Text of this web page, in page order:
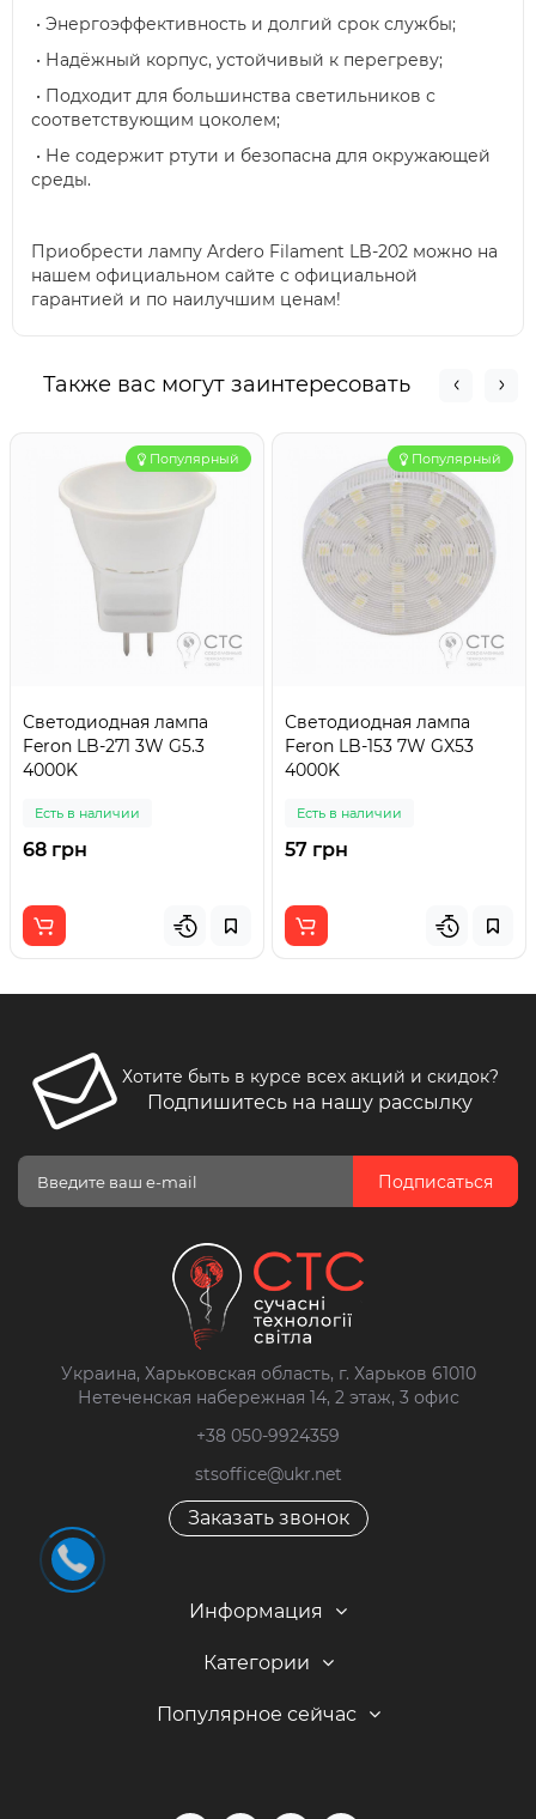
• Энергоэффективность и долгий срок службы;
• Надёжный корпус, устойчивый к перегреву;
• Подходит для большинства светильников с
соответствующим цоколем;
• Не содержит ртути и безопасна для окружающей
среды.
Приобрести лампу Ardero Filament LB-202 можно на
нашем официальном сайте с официальной
гарантией и по наилучшим ценам!
Также вас могут заинтересовать
Популярный
Светодиодная лампа
Feron LB-271 3W G5.3
4000K
Есть в наличии
68 грн
Популярный
Светодиодная лампа
Feron LB-153 7W GX53
4000K
Есть в наличии
57 грн
Хотите быть в курсе всех акций и скидок?
Подпишитесь на нашу рассылку
Подписаться
Украина, Харьковская область, г. Харьков 61010
Нетеченская набережная 14, 2 этаж, 3 офис
+38 050-9924359
stsoffice@ukr.net
Заказать звонок
Информация
Категории
Популярное сейчас